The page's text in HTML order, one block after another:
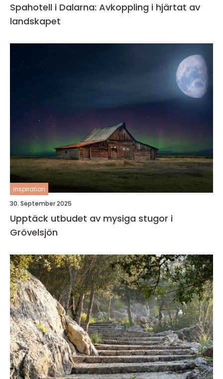
Spahotell i Dalarna: Avkoppling i hjärtat av
landskapet
inspiration
30. September 2025
Upptäck utbudet av mysiga stugor i
Grövelsjön